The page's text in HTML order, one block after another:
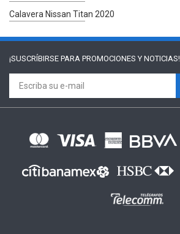
Calavera Nissan Titan 2020
¡SUSCRÍBIRSE PARA PROMOCIONES Y NOTICIAS!